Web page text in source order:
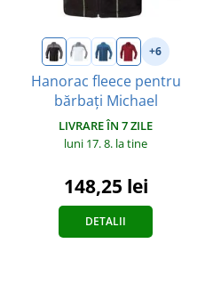
+6
Hanorac fleece pentru
bărbați Michael
LIVRARE ÎN 7 ZILE
luni 17. 8. la tine
148,25 lei
DETALII